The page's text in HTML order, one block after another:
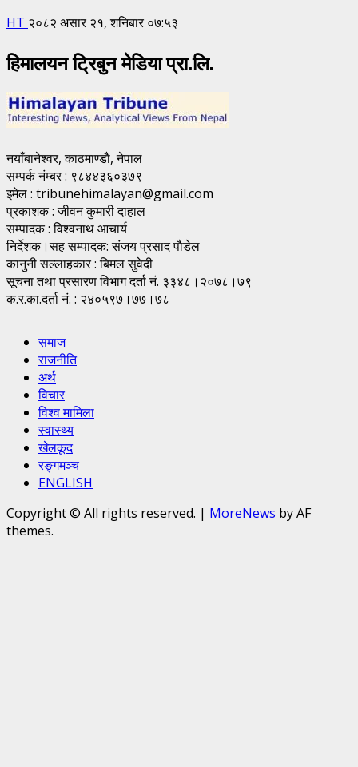
HT २०८२ असार २१, शनिबार ०७:५३
हिमालयन ट्रिबुन मेडिया प्रा.लि.
नयाँबानेश्वर, काठमाण्डाै, नेपाल
सम्पर्क नंम्बर : ९८४४३६०३७९
इमेल : tribunehimalayan@gmail.com
प्रकाशक : जीवन कुमारी दाहाल
सम्पादक : विश्वनाथ आचार्य
निर्देशक।सह सम्पादक: संजय प्रसाद पाैडेल
कानुनी सल्लाहकार : बिमल सुवेदी
सूचना तथा प्रसारण विभाग दर्ता नं. ३३४८।२०७८।७९
क.र.का.दर्ता नं. : २४०५९७।७७।७८
समाज
राजनीति
अर्थ
विचार
विश्व मामिला
स्वास्थ्य
खेलकूद
रङ्गमञ्च
ENGLISH
Copyright © All rights reserved. | MoreNews by AF
themes.